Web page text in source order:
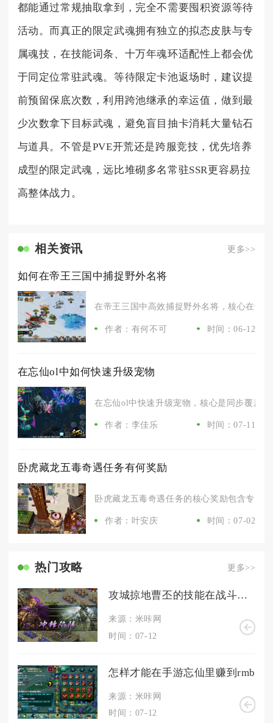
都能通过常规抽取拿到，完全不需要囤积资源等待
活动。而真正的限定武魂拥有独立的拟态皮肤与专
属魂技，在技能词条、十万年魂环适配性上都会优
于同定位常驻武魂。等待限定卡池返场时，建议提
前预留保底次数，利用跨池继承的幸运值，做到最
少次数拿下目标武魂，避免盲目抽卡消耗大量钻石
与道具。不管是PVE开荒还是跨服竞技，优先培养
成型的限定武魂，远比堆砌多名常驻SSR更容易拉
高整体战力。
相关资讯 更多>>
如何在帝王三国中捕捉野外名将
在帝王三国中高效捕捉野外名将，核心在于
作者：有何不可 时间：06-12
在忘仙ol中如何快速升级宠物
在忘仙ol中快速升级宠物，核心是同步覆盖
作者：李佳乐 时间：07-11
卧虎藏龙五毒奇遇任务有何奖励
卧虎藏龙五毒奇遇任务的核心奖励包含专属
作者：叶安庆 时间：07-02
热门攻略 更多>>
攻城掠地曹丕的技能在战斗中的作用是什么
来源：米咔网
时间：07-12
怎样才能在手游忘仙里赚到rmb
来源：米咔网
时间：07-12